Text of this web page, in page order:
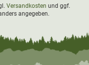
Versandkosten und ggf.
angegeben.